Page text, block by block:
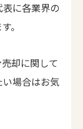
に各業界の
。
却に関して
場合はお気